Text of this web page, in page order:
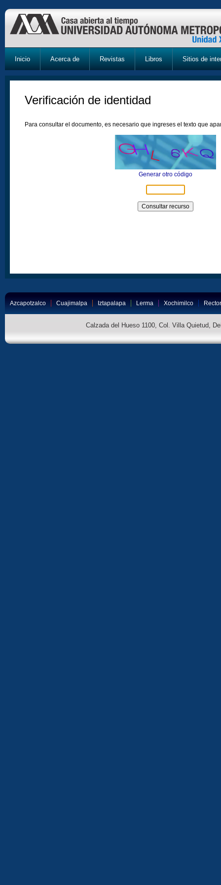
Inicio Acerca de Revistas Libros Sitios de
Verificación de identidad
Para consultar el documento, es necesario que ingreses el texto que
Generar otro código
Azcapotzalco Cuajimalpa Iztapalapa Lerma Xochimilco
Calzada del Hueso 1100, Col. Villa Quietud,